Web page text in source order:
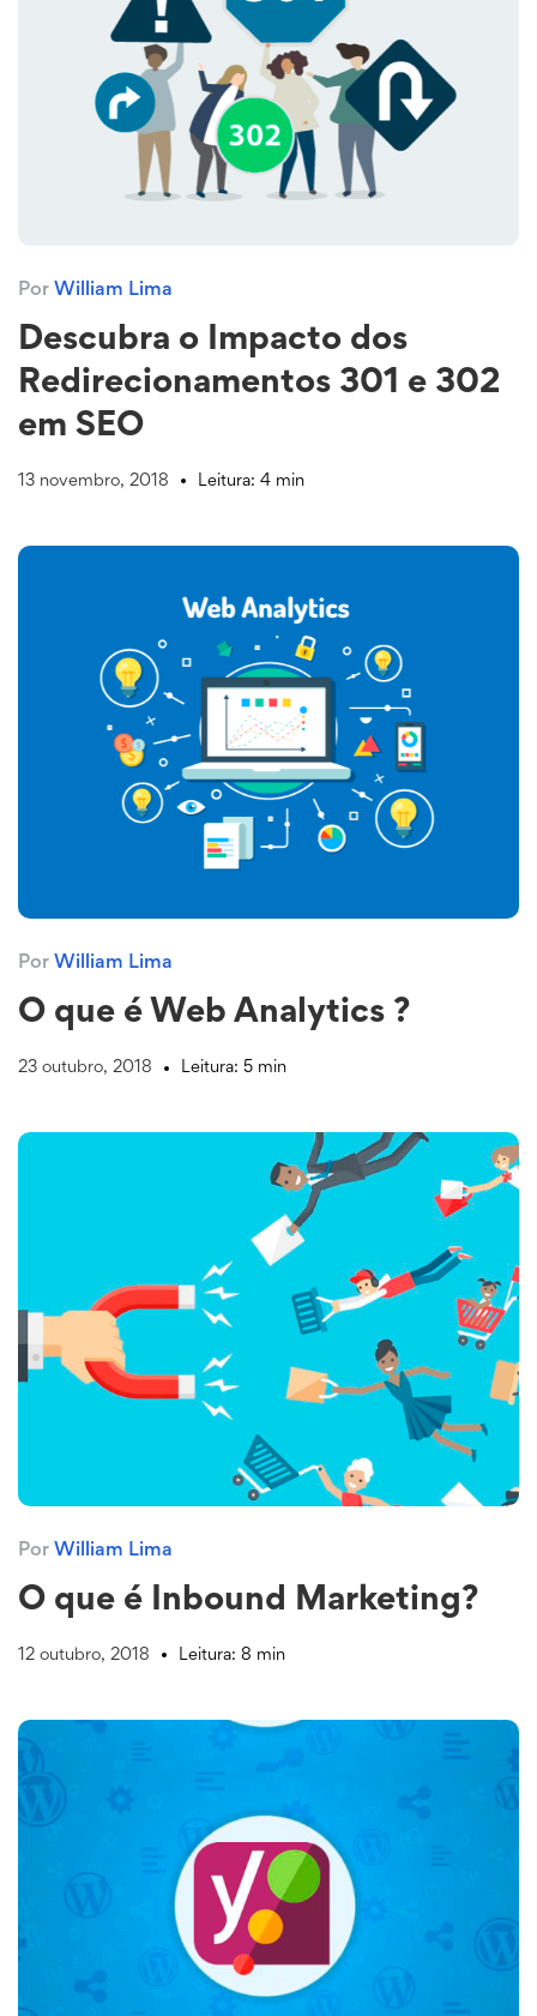
Por William Lima
Descubra o Impacto dos
Redirecionamentos 301 e 302
em SEO
13 novembro, 2018 Leitura: 4 min
Por William Lima
O que é Web Analytics ?
23 outubro, 2018 Leitura: 5 min
Por William Lima
O que é Inbound Marketing?
12 outubro, 2018 Leitura: 8 min